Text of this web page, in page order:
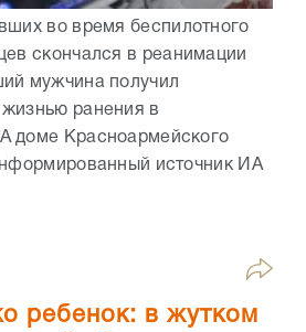
во время беспилотного
скончался в реанимации
мужчина получил
ранения в
доме Красноармейского
источник ИА
ребенок: в жутком